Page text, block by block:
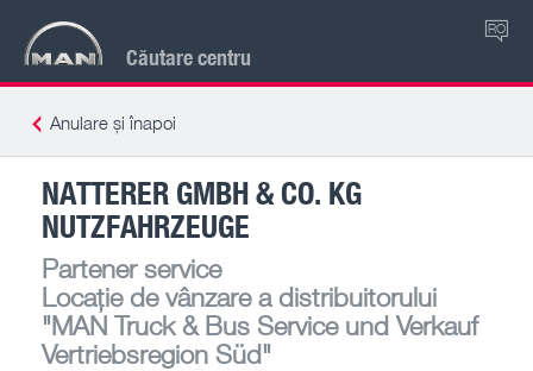
Căutare centru
RO
Anulare și înapoi
NATTERER GMBH & CO. KG
NUTZFAHRZEUGE
Partener service
Locație de vânzare a distribuitorului
"MAN Truck & Bus Service und Verkauf
Vertriebsregion Süd"